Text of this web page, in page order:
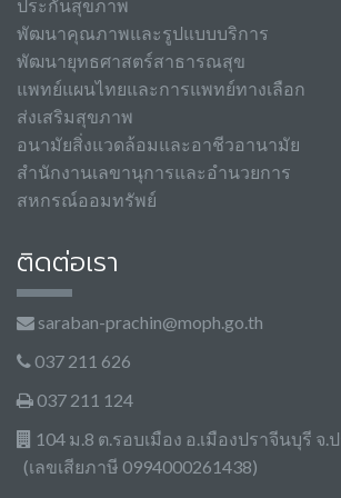
ประกันสุขภาพ
พัฒนาคุณภาพและรูปแบบบริการ
พัฒนายุทธศาสตร์สาธารณสุข
แพทย์แผนไทยและการแพทย์ทางเลือก
ส่งเสริมสุขภาพ
อนามัยสิ่งแวดล้อมและอาชีวอานามัย
สำนักงานเลขานุการและอำนวยการ
สหกรณ์ออมทรัพย์
ติดต่อเรา
saraban-prachin@moph.go.th
037 211 626
037 211 124
104 ม.8 ต.รอบเมือง อ.เมืองปราจีนบุรี จ.
(เลขเสียภาษี 0994000261438)